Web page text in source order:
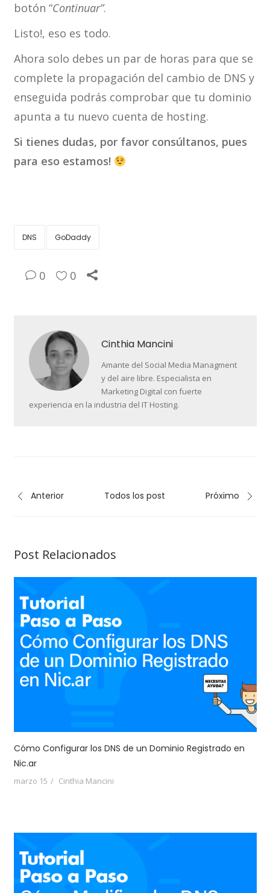
botón “Continuar”.
Listo!, eso es todo.
Ahora solo debes un par de horas para que se
complete la propagación del cambio de DNS y
enseguida podrás comprobar que tu dominio
apunta a tu nuevo cuenta de hosting.
Si tienes dudas, por favor consúltanos, pues
para eso estamos!
DNS GoDaddy
0 0
Cinthia Mancini
Amante del Social Media Managment
y del aire libre. Especialista en
Marketing Digital con fuerte
experiencia en la industria del IT Hosting.
Anterior Todos los post Próximo
Post Relacionados
Cómo Configurar los DNS de un Dominio Registrado en
Nic.ar
marzo 15 Cinthia Mancini